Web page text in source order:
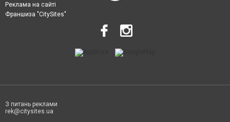
Реклама на сайті
Франшиза "CitySites"
З питань реклами
rek@citysites.ua